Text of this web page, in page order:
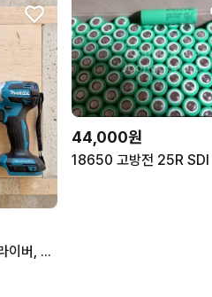
18V 마끼다 임팩 드라이버, 충전기,배터리 세트
44,000원